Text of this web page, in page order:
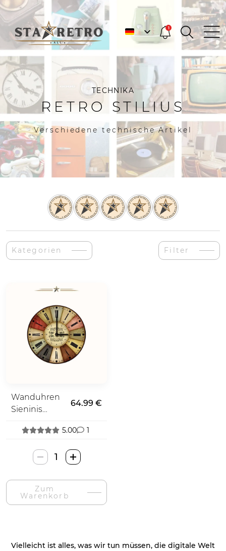
1
TECHNIKA
RETRO STILIUS
Verschiedene technische Artikel
Kategorien Filter
Wanduhren
Sieninis
64.99 €
5.00 1
Wallarena
Sieninis
Laikrodis-
Menge
Zum
Warenkorb
Vielleicht ist alles, was wir tun müssen, die digitale Welt